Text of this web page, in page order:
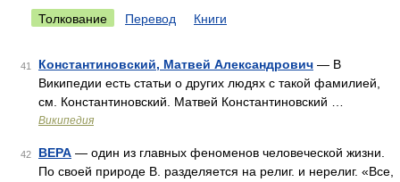
Толкование Перевод Книги
41 Константиновский, Матвей Александрович — В
Википедии есть статьи о других людях с такой фамилией,
см. Константиновский. Матвей Константиновский …
Википедия
42 ВЕРА — один из главных феноменов человеческой жизни.
По своей природе В. разделяется на религ. и нерелиг. «Все,